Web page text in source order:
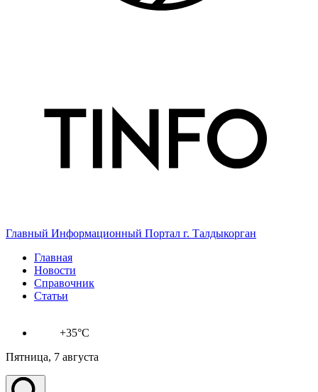
Главный Информационный Портал г. Талдыкорган
Главная
Новости
Справочник
Статьи
+35°C
Пятница, 7 августа